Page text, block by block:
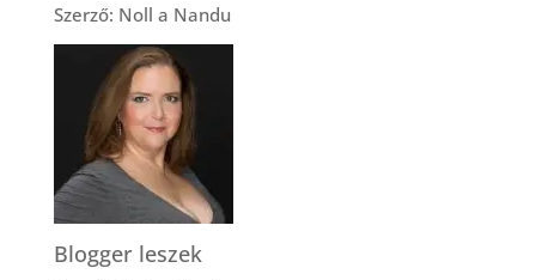
Szerző: Noll a Nandu
Blogger leszek